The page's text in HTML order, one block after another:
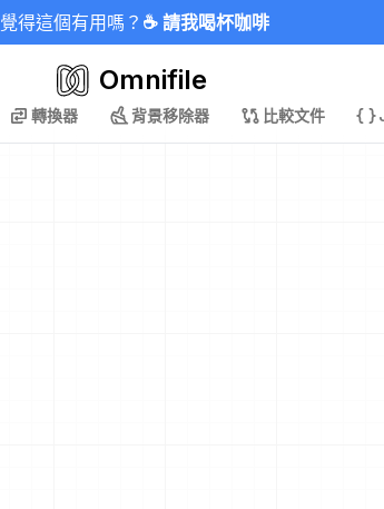
覺得這個有用嗎？ ☕ 請我喝杯咖啡
Omnifile
轉換器 背景移除器 比較文件